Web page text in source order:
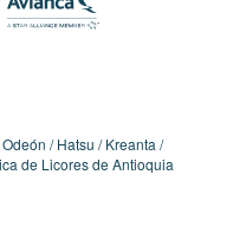
Hatsu
Kreanta
de Licores de Antioquia